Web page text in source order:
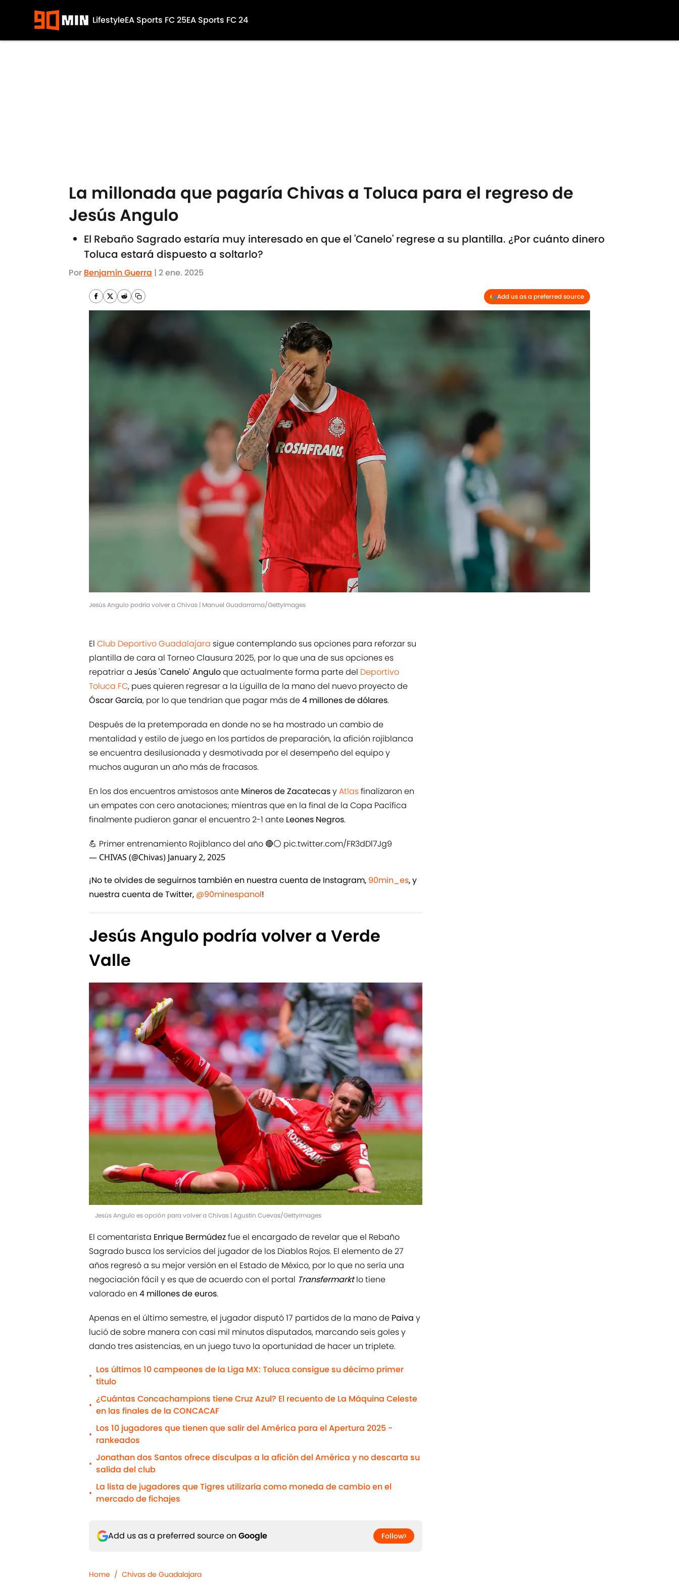
LifestyleEA Sports FC 25EA Sports FC 24
La millonada que pagaría Chivas a Toluca para el regreso de
Jesús Angulo
El Rebaño Sagrado estaría muy interesado en que el 'Canelo' regrese a su plantilla. ¿Por cuánto dinero
Toluca estará dispuesto a soltarlo?
Por Benjamín Guerra | 2 ene. 2025
Add us as a preferred source
Jesús Angulo podría volver a Chivas | Manuel Guadarrama/GettyImages
El Club Deportivo Guadalajara sigue contemplando sus opciones para reforzar su
plantilla de cara al Torneo Clausura 2025, por lo que una de sus opciones es
repatriar a Jesús 'Canelo' Anguloque actualmente forma parte del Deportivo
Toluca FC, pues quieren regresar a la Liguilla de la mano del nuevo proyecto de
Óscar García, por lo que tendrían que pagar más de4 millones de dólares.
Después de la pretemporada en donde no se ha mostrado un cambio de
mentalidad y estilo de juego en los partidos de preparación, la afición rojiblanca
se encuentra desilusionada y desmotivada por el desempeño del equipo y
muchos auguran un año más de fracasos.
En los dos encuentros amistosos ante Mineros de ZacatecasyAtlasfinalizaron en
un empates con cero anotaciones; mientras que en la final de la Copa Pacífica
finalmente pudieron ganar el encuentro 2-1 ante Leones Negros.
💪 Primer entrenamiento Rojiblanco del año 🔴⚪️ pic.twitter.com/FR3dDl7Jg9
— CHIVAS (@Chivas) January 2, 2025
¡No te olvides de seguirnos también en nuestra cuenta de Instagram, 90min_es, y
nuestra cuenta de Twitter, @90minespanol!
Jesús Angulo podría volver a Verde
Valle
Jesús Angulo es opción para volver a Chivas | Agustin Cuevas/GettyImages
El comentarista Enrique Bermúdezfue el encargado de revelar que el Rebaño
Sagrado busca los servicios del jugador de los Diablos Rojos. El elemento de 27
años regresó a su mejor versión en el Estado de México, por lo que no sería una
negociación fácil y es que de acuerdo con el portal Transfermarktlo tiene
valorado en 4 millones de euros.
Apenas en el último semestre, el jugador disputó 17 partidos de la mano de Paiva y
lució de sobre manera con casi mil minutos disputados, marcando seis goles y
dando tres asistencias, en un juego tuvo la oportunidad de hacer un triplete.
•
Los últimos 10 campeones de la Liga MX: Toluca consigue su décimo primer
título
•
¿Cuántas Concachampions tiene Cruz Azul? El recuento de La Máquina Celeste
en las finales de la CONCACAF
•
Los 10 jugadores que tienen que salir del América para el Apertura 2025 -
rankeados
•
Jonathan dos Santos ofrece disculpas a la afición del América y no descarta su
salida del club
•
La lista de jugadores que Tigres utilizaría como moneda de cambio en el
mercado de fichajes
Add us as a preferred source on Google Follow
Home / Chivas de Guadalajara